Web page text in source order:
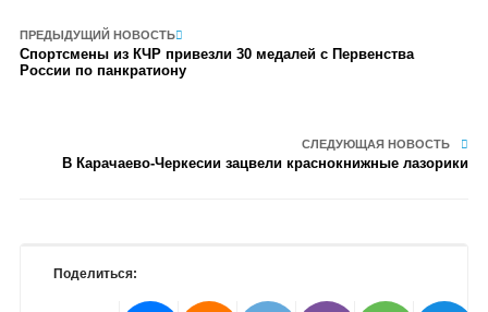
ПРЕДЫДУЩИЙ НОВОСТЬ
Спортсмены из КЧР привезли 30 медалей с Первенства
России по панкратиону
СЛЕДУЮЩАЯ НОВОСТЬ
В Карачаево-Черкесии зацвели краснокнижные лазорики
Поделиться: